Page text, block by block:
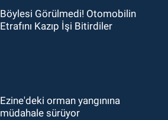
Böylesi Görülmedi! Otomobilin
Etrafını Kazıp İşi Bitirdiler
Ezine'deki orman yangınına
müdahale sürüyor